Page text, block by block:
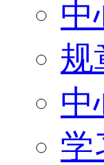
中
规
中
学